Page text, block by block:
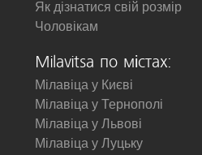
Як дізнатися свій розмір
Чоловікам
Milavitsa по містах:
Мілавіца у Києві
Мілавіца у Тернополі
Мілавіца у Львові
Мілавіца у Луцьку